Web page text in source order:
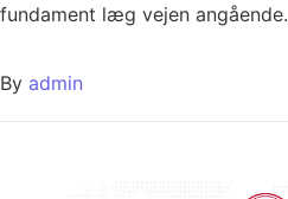
fundament læg vejen angående.
By admin